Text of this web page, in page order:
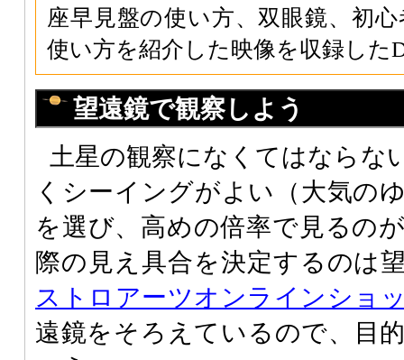
座早見盤の使い方、双眼鏡、初
使い方を紹介した映像を収録した
望遠鏡で観察しよう
土星の観察になくてはならな
くシーイングがよい（大気の
を選び、高めの倍率で見るの
際の見え具合を決定するのは
ストロアーツオンラインショ
遠鏡をそろえているので、目